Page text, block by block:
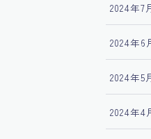
2024年7
2024年6
2024年5
2024年4